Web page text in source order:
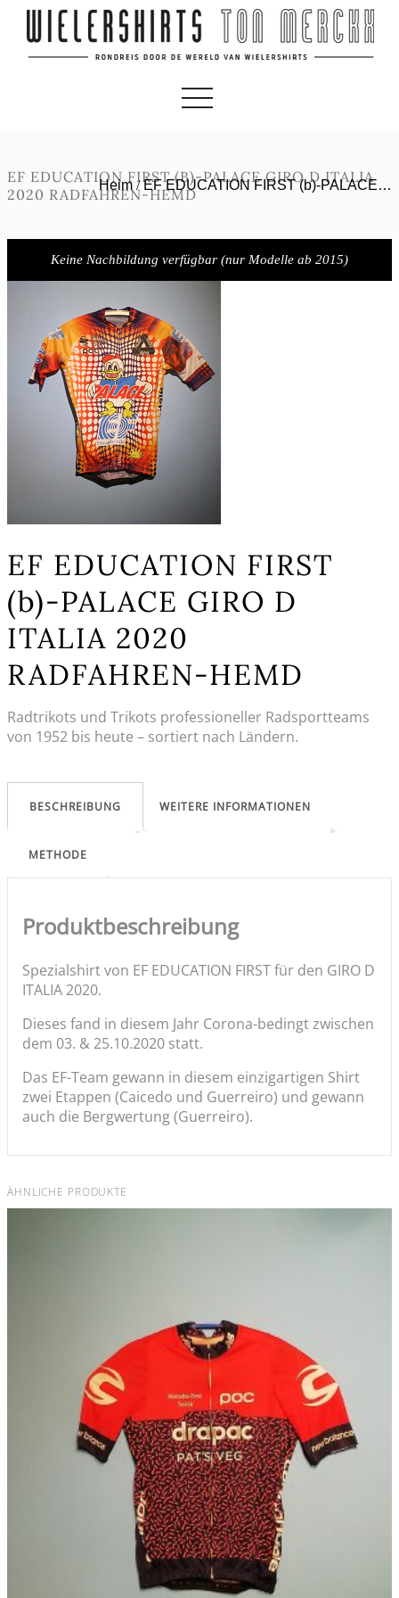
EF EDUCATION FIRST (B)-PALACE GIRO D ITALIA
2020 RADFAHREN-HEMD
Heim /EF EDUCATION FIRST (b)-PALACE…
Keine Nachbildung verfügbar (nur Modelle ab 2015)
EF EDUCATION FIRST
(b)-PALACE GIRO D
ITALIA 2020
RADFAHREN-HEMD
Radtrikots und Trikots professioneller Radsportteams
von 1952 bis heute – sortiert nach Ländern.
BESCHREIBUNG WEITERE INFORMATIONEN
METHODE
Produktbeschreibung
Spezialshirt von EF EDUCATION FIRST für den GIRO D
ITALIA 2020.
Dieses fand in diesem Jahr Corona-bedingt zwischen
dem 03. & 25.10.2020 statt.
Das EF-Team gewann in diesem einzigartigen Shirt
zwei Etappen (Caicedo und Guerreiro) und gewann
auch die Bergwertung (Guerreiro).
ÄHNLICHE PRODUKTE